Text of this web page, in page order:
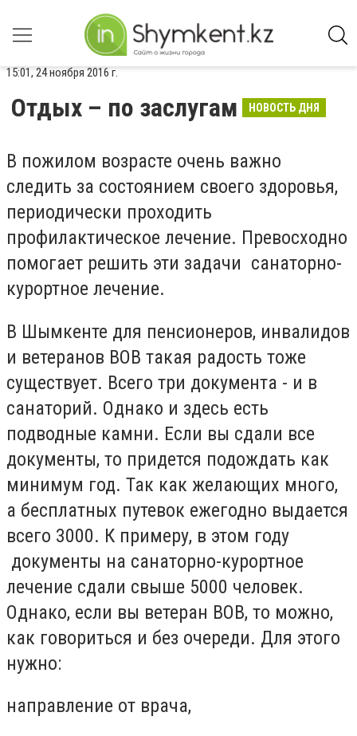
15:01, 24 ноября 2016 г.
Отдых – по заслугам НОВОСТЬ ДНЯ
В пожилом возрасте очень важно
следить за состоянием своего здоровья,
периодически проходить
профилактическое лечение. Превосходно
помогает решить эти задачи санаторно-
курортное лечение.
В Шымкенте для пенсионеров, инвалидов
и ветеранов ВОВ такая радость тоже
существует. Всего три документа - и в
санаторий. Однако и здесь есть
подводные камни. Если вы сдали все
документы, то придется подождать как
минимум год. Так как желающих много,
а бесплатных путевок ежегодно выдается
всего 3000. К примеру, в этом году
документы на санаторно-курортное
лечение сдали свыше 5000 человек.
Однако, если вы ветеран ВОВ, то можно,
как говориться и без очереди. Для этого
нужно:
направление от врача,